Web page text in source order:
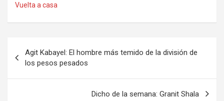
Vuelta a casa
de
entradas
Agit Kabayel: El hombre más temido de la división de
los pesos pesados
Dicho de la semana: Granit Shala